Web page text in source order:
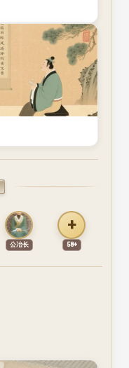
公冶长
+
58+